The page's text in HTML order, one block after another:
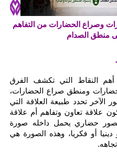
وصراع الحضارات من التفاهم
منطق الصدام
النقاط التي تكشف الفرق
ومنطق صراع الحضارات،
الآخر تحدد طبيعة العلاقة التي
علاقة تعاون وتفاهم أم علاقة
حضاري يحمل داخله صورة
أو فكريا، وهذه الصورة هي